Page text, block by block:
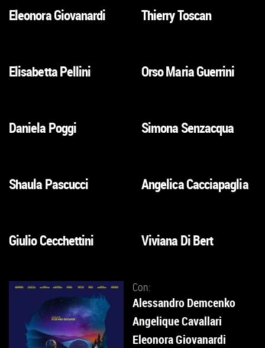
VAI
Eleonora Giovanardi
VAI
Thierry Toscan
VAI
Elisabetta Pellini
VAI
Orso Maria Guerrini
VAI
Daniela Poggi
VAI
Simona Senzacqua
VAI
Shaula Pascucci
VAI
Angelica Cacciapaglia
VAI
Giulio Cecchettini
VAI
Viviana Di Bert
Con:
Alessandro Demcenko
Angelique Cavallari
Eleonora Giovanardi